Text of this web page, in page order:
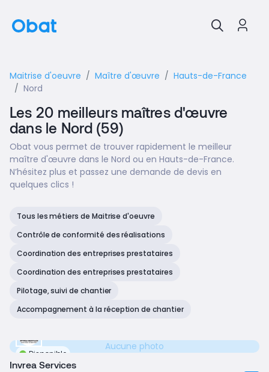
Maitrise d'oeuvre Maître d'œuvre
Hauts-de-France
Nord
Les 20 meilleurs maîtres d'œuvre
dans le Nord (59)
Obat vous permet de trouver rapidement le meilleur
maître d'œuvre dans le Nord ou en Hauts-de-France.
N’hésitez plus et passez une demande de devis en
quelques clics !
Tous les métiers de Maitrise d'oeuvre
Contrôle de conformité des réalisations
Coordination des entreprises prestataires
Coordination des entreprises prestataires
Pilotage, suivi de chantier
Accompagnement à la réception de chantier
Disponible
Aucune photo
Invrea Services